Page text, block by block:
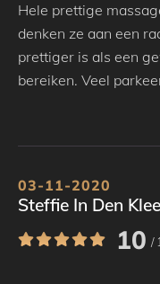
Hele prettige
denken ze aan een
prettiger is als een
bereiken. Veel
03-11-2020
Steffie In Den
10 /